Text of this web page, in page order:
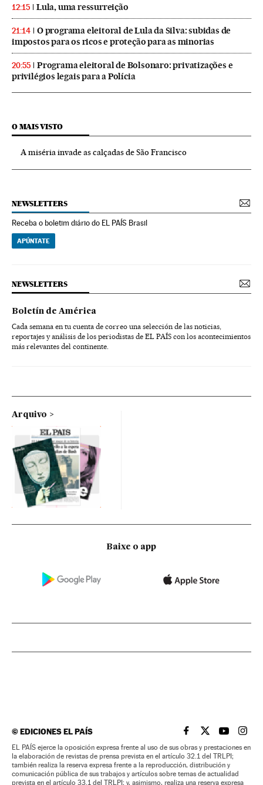
12:15 Lula, uma ressurreição
21:14
O programa eleitoral de Lula da Silva: subidas de
impostos para os ricos e proteção para as minorias
20:55
Programa eleitoral de Bolsonaro: privatizações e
privilégios legais para a Polícia
O MAIS VISTO
A miséria invade as calçadas de São Francisco
NEWSLETTERS
Receba o boletim diário do EL PAÍS Brasil
APÚNTATE
NEWSLETTERS
Boletín de América
Cada semana en tu cuenta de correo una selección de las noticias,
reportajes y análisis de los periodistas de EL PAÍS con los acontecimientos
más relevantes del continente.
Arquivo
Baixe o app
©EDICIONES EL PAÍS EL PAÍS BRASIL EN
EL PAÍSEL PAÍS
EL
EL PAÍS ejerce la oposición expresa frente al uso de sus obras y prestaciones en
la elaboración de revistas de prensa prevista en el artículo 32.1 del TRLPI;
también realiza la reserva expresa frente a la reproducción, distribución y
comunicación pública de sus trabajos y artículos sobre temas de actualidad
prevista en el artículo 33.1 del TRLPI; y, asimismo, realiza una reserva expresa